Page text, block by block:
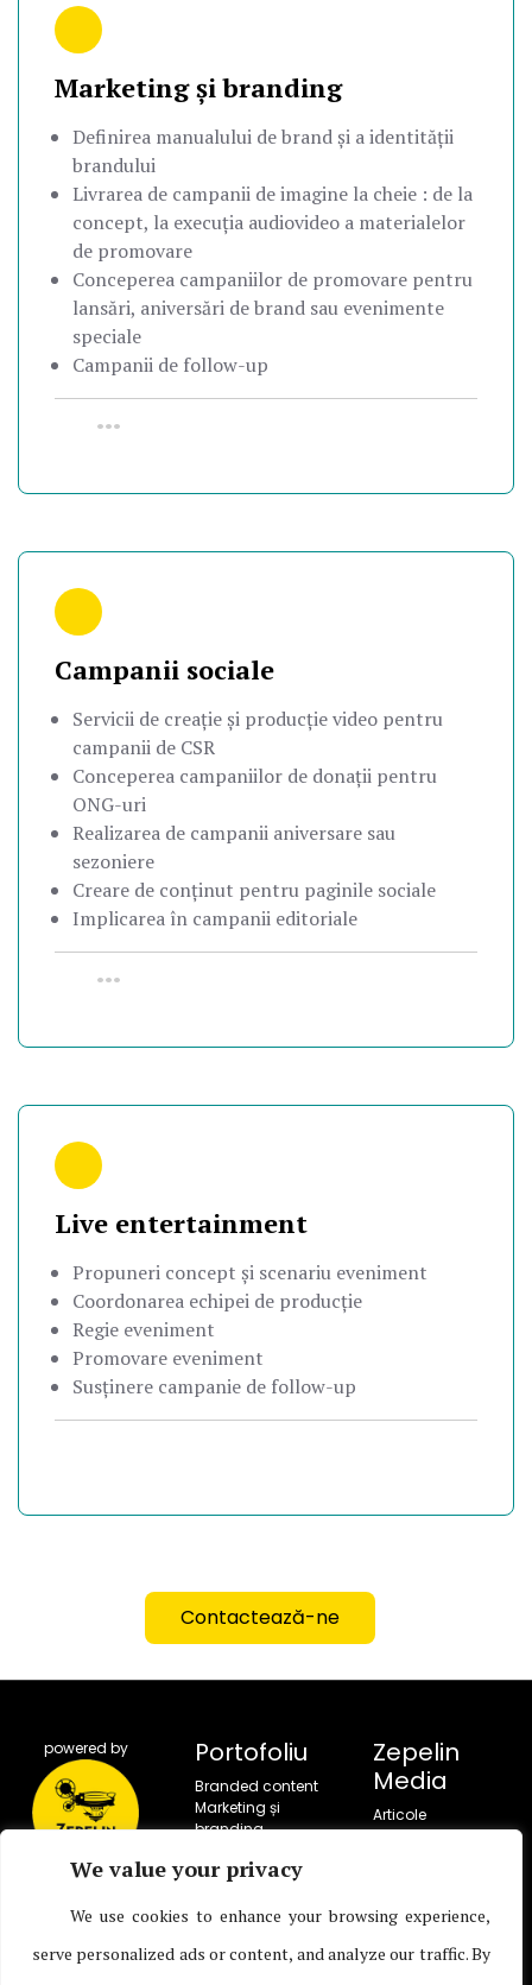
We value your privacy
We use cookies to enhance your browsing experience,
serve personalized ads or content, and analyze our traffic. By
Marketing și branding
Definirea manualului de brand și a identității
brandului
Livrarea de campanii de imagine la cheie : de la
concept, la execuția audiovideo a materialelor
de promovare
Conceperea campaniilor de promovare pentru
lansări, aniversări de brand sau evenimente
speciale
Campanii de follow-up
•••
Campanii sociale
Servicii de creație și producție video pentru
campanii de CSR
Conceperea campaniilor de donații pentru
ONG-uri
Realizarea de campanii aniversare sau
sezoniere
Creare de conținut pentru paginile sociale
Implicarea în campanii editoriale
•••
Live entertainment
Propuneri concept și scenariu eveniment
Coordonarea echipei de producție
Regie eveniment
Promovare eveniment
Susținere campanie de follow-up
Contactează-ne
powered by Portofoliu
Branded content
Marketing și
branding
Corporate video
Live entertainment
Zepelin
Media
Articole
Portofoliu
Contact